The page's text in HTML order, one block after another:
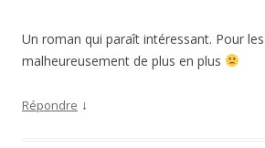
Un roman qui paraît intéressant. Pour
malheureusement de plus en plus
Répondre ↓